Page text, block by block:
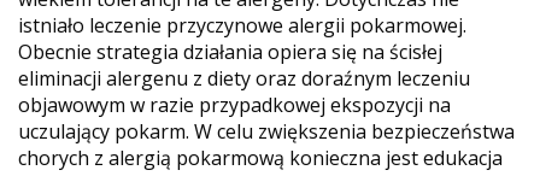
istniało leczenie przyczynowe alergii pokarmowej.
Obecnie strategia działania opiera się na ścisłej
eliminacji alergenu z diety oraz doraźnym leczeniu
objawowym w razie przypadkowej ekspozycji na
uczulający pokarm. W celu zwiększenia bezpieczeństwa
chorych z alergią pokarmową konieczna jest edukacja